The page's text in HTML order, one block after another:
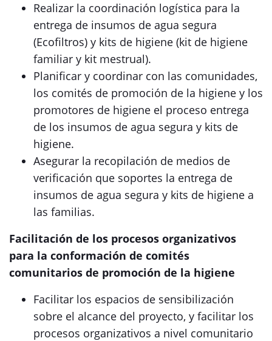
Realizar la coordinación logística para la
entrega de insumos de agua segura
(Ecofiltros) y kits de higiene (kit de higiene
familiar y kit mestrual).
Planificar y coordinar con las comunidades,
los comités de promoción de la higiene y los
promotores de higiene el proceso entrega
de los insumos de agua segura y kits de
higiene.
Asegurar la recopilación de medios de
verificación que soportes la entrega de
insumos de agua segura y kits de higiene a
las familias.
Facilitación de los procesos organizativos
para la conformación de comités
comunitarios de promoción de la higiene
Facilitar los espacios de sensibilización
sobre el alcance del proyecto, y facilitar los
procesos organizativos a nivel comunitario